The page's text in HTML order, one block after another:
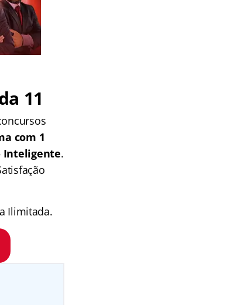
11
com 1
Inteligente.
Ilimitada.